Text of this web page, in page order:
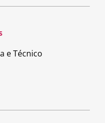
e Técnico